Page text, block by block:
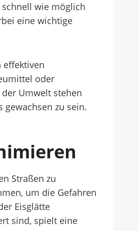
wie möglich
eine wichtige
effektiven
oder
Umwelt stehen
zu sein.
Straßen zu
um die Gefahren
Eisglätte
sind, spielt eine